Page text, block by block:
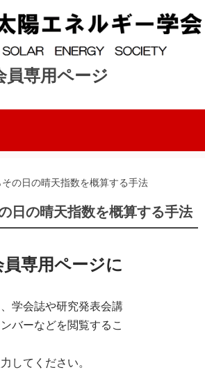
員専用ページ
の日の晴天指数を概算する手法
日の晴天指数を概算する手法
専用ページに
学会誌や研究発表会講
バーなどを閲覧するこ
してください。